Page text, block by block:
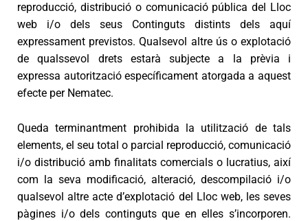
reproducció, distribució o comunicació pública del Lloc
web i/o dels seus Continguts distints dels aquí
expressament previstos. Qualsevol altre ús o explotació
de qualssevol drets estarà subjecte a la prèvia i
expressa autorització específicament atorgada a aquest
efecte per Nematec.
Queda terminantment prohibida la utilització de tals
elements, el seu total o parcial reproducció, comunicació
i/o distribució amb finalitats comercials o lucratius, així
com la seva modificació, alteració, descompilació i/o
qualsevol altre acte d’explotació del Lloc web, les seves
pàgines i/o dels continguts que en elles s’incorporen.